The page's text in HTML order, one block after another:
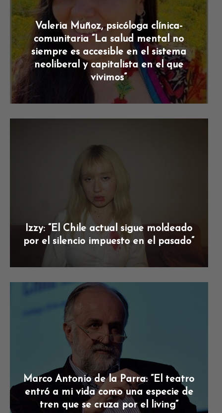
Valeria Muñoz, psicóloga clínica-
comunitaria “La salud mental no
siempre es accesible en el sistema
neoliberal y capitalista en el que
vivimos”
Izzy: “El Chile actual sigue moldeado
por el silencio impuesto en el pasado”
Marco Antonio de la Parra: “El teatro
entró a mi vida como una especie de
tren que se cruza por el living”